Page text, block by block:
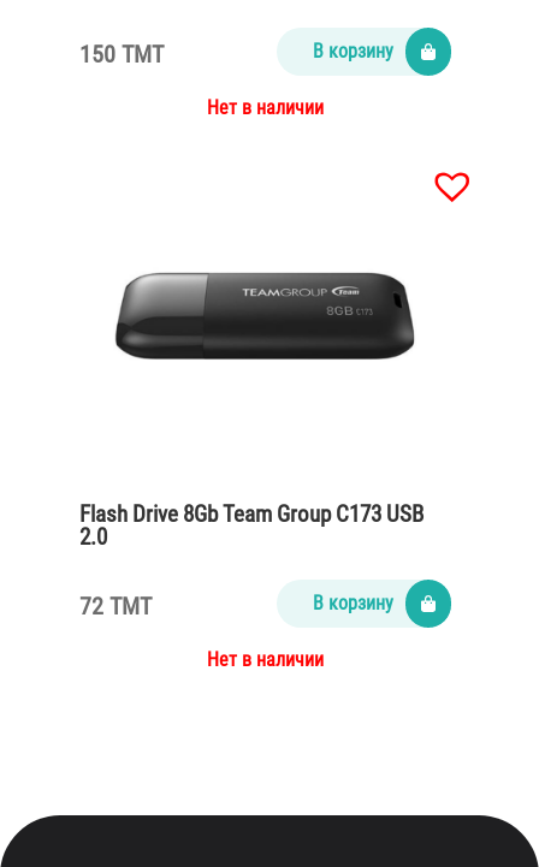
150 TMT В корзину
Нет в наличии
Flash Drive 8Gb Team Group C173 USB
2.0
72 TMT В корзину
Нет в наличии